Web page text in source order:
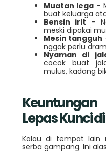
Muatan lega–
buat keluarga
Bensin irit –
meski dipakai
Mesin tangguh
nggak perlu
Nyaman di
cocok buat
mulus, kadang
Lepas Kunci
Kalau di tempat lain
serba gampang. Ini